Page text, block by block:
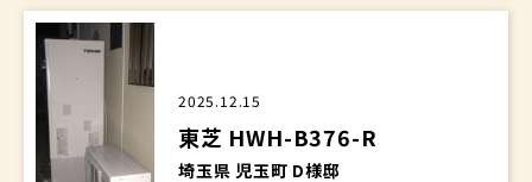
2025.12.15
東芝 HWH-B376-R
埼玉県 児玉町 D様邸